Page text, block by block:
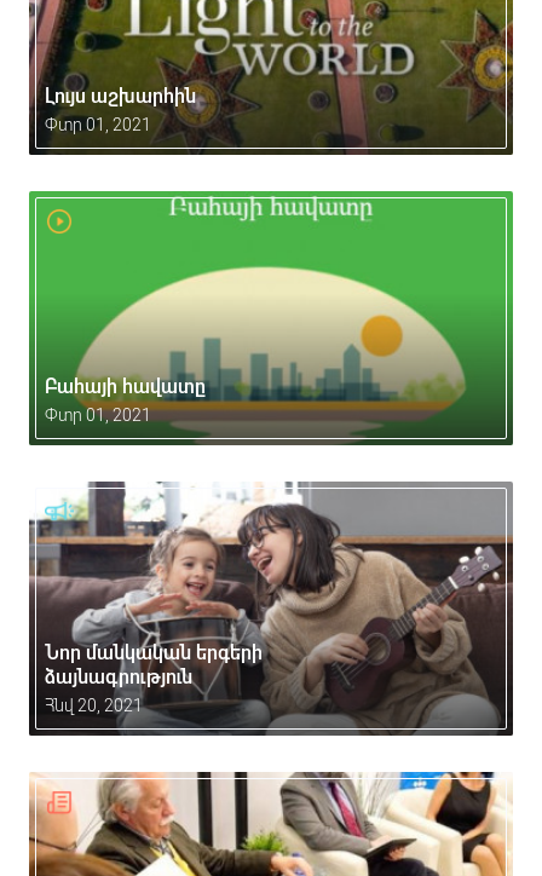
Լույս աշխարհին
Փտր 01, 2021
Բահայի հավատը
Փտր 01, 2021
Նոր մանկական երգերի
ձայնագրություն
Հնվ 20, 2021